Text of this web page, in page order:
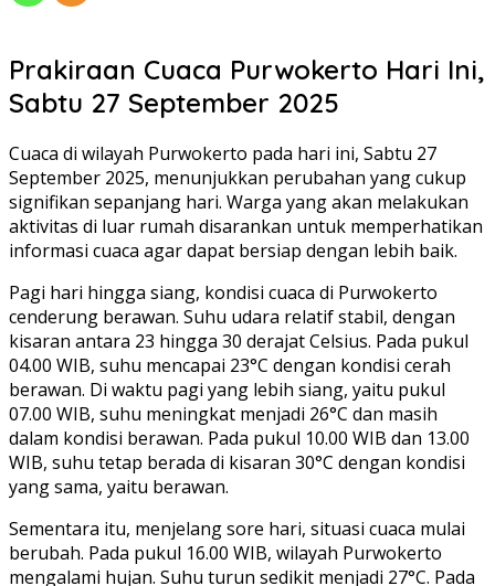
Prakiraan Cuaca Purwokerto Hari Ini,
Sabtu 27 September 2025
Cuaca di wilayah Purwokerto pada hari ini, Sabtu 27
September 2025, menunjukkan perubahan yang cukup
signifikan sepanjang hari. Warga yang akan melakukan
aktivitas di luar rumah disarankan untuk memperhatikan
informasi cuaca agar dapat bersiap dengan lebih baik.
Pagi hari hingga siang, kondisi cuaca di Purwokerto
cenderung berawan. Suhu udara relatif stabil, dengan
kisaran antara 23 hingga 30 derajat Celsius. Pada pukul
04.00 WIB, suhu mencapai 23°C dengan kondisi cerah
berawan. Di waktu pagi yang lebih siang, yaitu pukul
07.00 WIB, suhu meningkat menjadi 26°C dan masih
dalam kondisi berawan. Pada pukul 10.00 WIB dan 13.00
WIB, suhu tetap berada di kisaran 30°C dengan kondisi
yang sama, yaitu berawan.
Sementara itu, menjelang sore hari, situasi cuaca mulai
berubah. Pada pukul 16.00 WIB, wilayah Purwokerto
mengalami hujan. Suhu turun sedikit menjadi 27°C. Pada